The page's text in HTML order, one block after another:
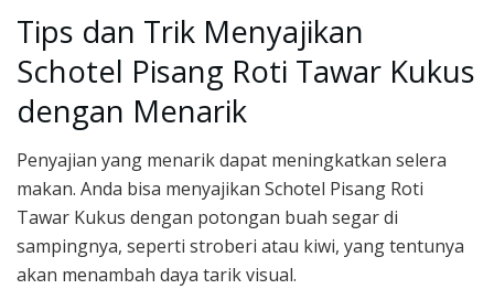
Tips dan Trik Menyajikan
Schotel Pisang Roti Tawar Kukus
dengan Menarik
Penyajian yang menarik dapat meningkatkan selera
makan. Anda bisa menyajikan Schotel Pisang Roti
Tawar Kukus dengan potongan buah segar di
sampingnya, seperti stroberi atau kiwi, yang tentunya
akan menambah daya tarik visual.